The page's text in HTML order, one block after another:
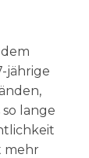
jährige
lange
mehr